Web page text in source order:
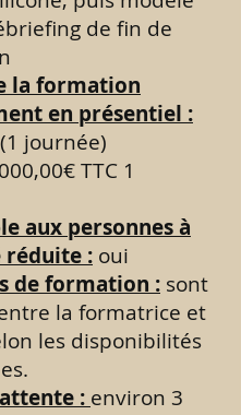
de fin de
la formation
en présentiel :
journée)
TTC 1
aux personnes à
: oui
de formation : sont
la formatrice et
les disponibilités
: environ 3